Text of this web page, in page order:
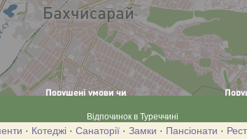
Відпочинок в Туреччині
· Котеджі· Санаторії· Замки · Пансіонати ·